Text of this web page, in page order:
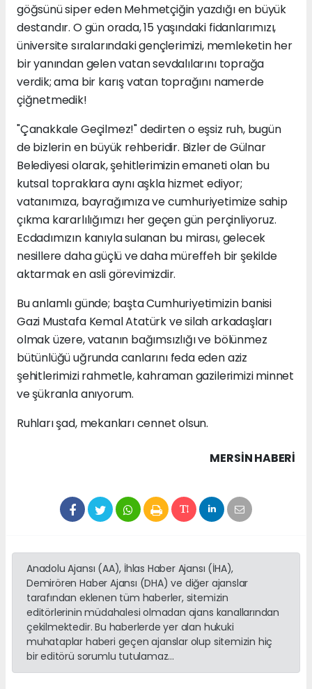
göğsünü siper eden Mehmetçiğin yazdığı en büyük
destandır. O gün orada, 15 yaşındaki fidanlarımızı,
üniversite sıralarındaki gençlerimizi, memleketin her
bir yanından gelen vatan sevdalılarını toprağa
verdik; ama bir karış vatan toprağını namerde
çiğnetmedik!
"Çanakkale Geçilmez!" dedirten o eşsiz ruh, bugün
de bizlerin en büyük rehberidir. Bizler de Gülnar
Belediyesi olarak, şehitlerimizin emaneti olan bu
kutsal topraklara aynı aşkla hizmet ediyor;
vatanımıza, bayrağımıza ve cumhuriyetimize sahip
çıkma kararlılığımızı her geçen gün perçinliyoruz.
Ecdadımızın kanıyla sulanan bu mirası, gelecek
nesillere daha güçlü ve daha müreffeh bir şekilde
aktarmak en asli görevimizdir.
Bu anlamlı günde; başta Cumhuriyetimizin banisi
Gazi Mustafa Kemal Atatürk ve silah arkadaşları
olmak üzere, vatanın bağımsızlığı ve bölünmez
bütünlüğü uğrunda canlarını feda eden aziz
şehitlerimizi rahmetle, kahraman gazilerimizi minnet
ve şükranla anıyorum.
Ruhları şad, mekanları cennet olsun.
MERSIN HABERİ
Anadolu Ajansı (AA), İhlas Haber Ajansı (İHA),
Demirören Haber Ajansı (DHA) ve diğer ajanslar
tarafından eklenen tüm haberler, sitemizin
editörlerinin müdahalesi olmadan ajans kanallarından
çekilmektedir. Bu haberlerde yer alan hukuki
muhataplar haberi geçen ajanslar olup sitemizin hiç
bir editörü sorumlu tutulamaz...